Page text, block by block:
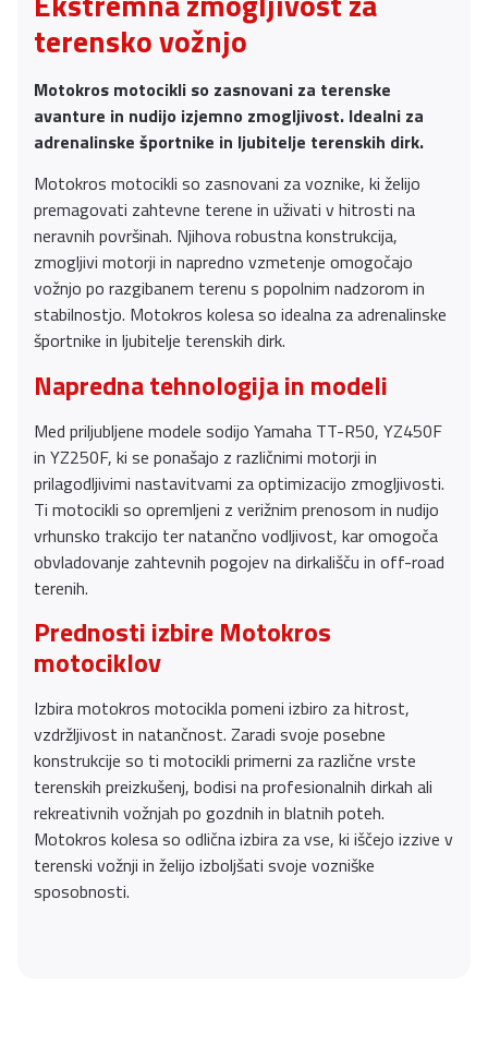
terensko vožnjo
Motokros motocikli so zasnovani za terenske
avanture in nudijo izjemno zmogljivost. Idealni za
adrenalinske športnike in ljubitelje terenskih dirk.
Motokros motocikli so zasnovani za voznike, ki želijo
premagovati zahtevne terene in uživati v hitrosti na
neravnih površinah. Njihova robustna konstrukcija,
zmogljivi motorji in napredno vzmetenje omogočajo
vožnjo po razgibanem terenu s popolnim nadzorom in
stabilnostjo. Motokros kolesa so idealna za adrenalinske
športnike in ljubitelje terenskih dirk.
Napredna tehnologija in modeli
Med priljubljene modele sodijo Yamaha TT-R50, YZ450F
in YZ250F, ki se ponašajo z različnimi motorji in
prilagodljivimi nastavitvami za optimizacijo zmogljivosti.
Ti motocikli so opremljeni z verižnim prenosom in nudijo
vrhunsko trakcijo ter natančno vodljivost, kar omogoča
obvladovanje zahtevnih pogojev na dirkališču in off-road
terenih.
Prednosti izbire Motokros
motociklov
Izbira motokros motocikla pomeni izbiro za hitrost,
vzdržljivost in natančnost. Zaradi svoje posebne
konstrukcije so ti motocikli primerni za različne vrste
terenskih preizkušenj, bodisi na profesionalnih dirkah ali
rekreativnih vožnjah po gozdnih in blatnih poteh.
Motokros kolesa so odlična izbira za vse, ki iščejo izzive v
terenski vožnji in želijo izboljšati svoje vozniške
sposobnosti.